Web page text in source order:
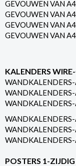
GEVOUWEN VAN
GEVOUWEN VAN
GEVOUWEN VAN
GEVOUWEN VAN
KALENDERS
POSTERS 1-